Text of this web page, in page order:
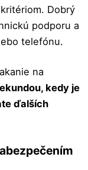
Dobrý
podporu a
telefónu.
na
kedy je
ďalších